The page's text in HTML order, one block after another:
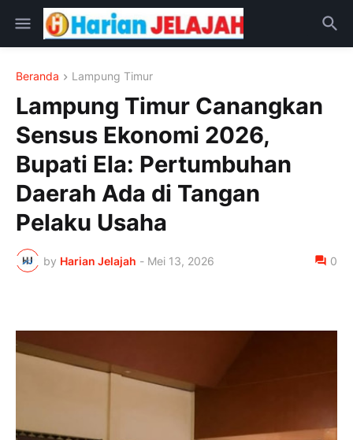
Beranda Lampung Timur
Lampung Timur Canangkan
Sensus Ekonomi 2026,
Bupati Ela: Pertumbuhan
Daerah Ada di Tangan
Pelaku Usaha
by Harian Jelajah - Mei 13, 2026 0